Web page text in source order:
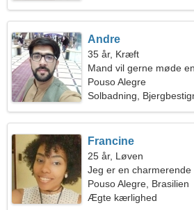
Andre
35 år, Kræft
Mand vil gerne møde
Pouso Alegre
Solbadning,
Francine
25 år, Løven
Jeg er en charmerende
Pouso Alegre, Brasilien
Ægte kærlighed